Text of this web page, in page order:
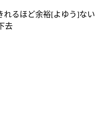
るほど余裕[よゆう]ない
去